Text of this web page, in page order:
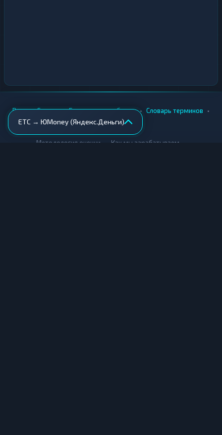
ETC → ЮMoney (Яндекс.Деньги)
Вики • Города • Безопасность обмена • Словарь терминов •
AML-проверка
Методология оценки Как мы зарабатываем